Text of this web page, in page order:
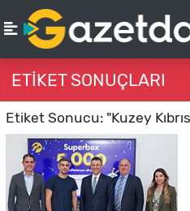
ETIKET SONUÇLARI
Etiket Sonucu: "Kuzey